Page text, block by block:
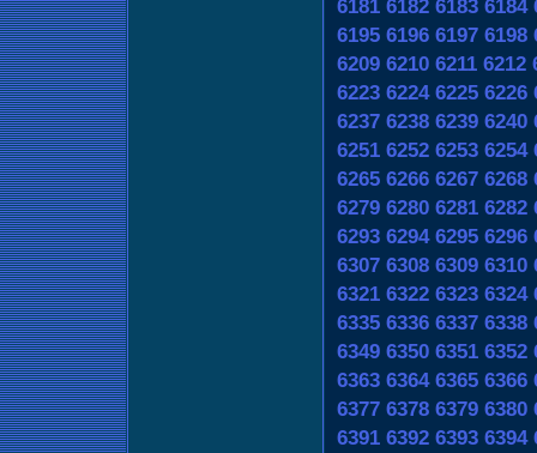
6181 6182 6183 6184
6195 6196 6197 6198
6209 6210 6211 6212
6223 6224 6225 6226
6237 6238 6239 6240
6251 6252 6253 6254
6265 6266 6267 6268
6279 6280 6281 6282
6293 6294 6295 6296
6307 6308 6309 6310
6321 6322 6323 6324
6335 6336 6337 6338
6349 6350 6351 6352
6363 6364 6365 6366
6377 6378 6379 6380
6391 6392 6393 6394